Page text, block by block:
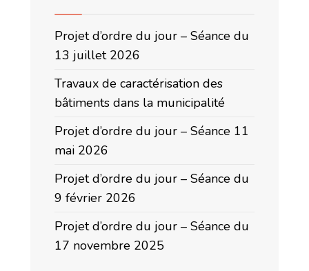
Projet d’ordre du jour – Séance du
13 juillet 2026
Travaux de caractérisation des
bâtiments dans la municipalité
Projet d’ordre du jour – Séance 11
mai 2026
Projet d’ordre du jour – Séance du
9 février 2026
Projet d’ordre du jour – Séance du
17 novembre 2025